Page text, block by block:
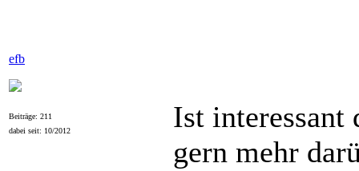
efb
Beiträge: 211
dabei seit: 10/2012
Ist interessant
gern mehr